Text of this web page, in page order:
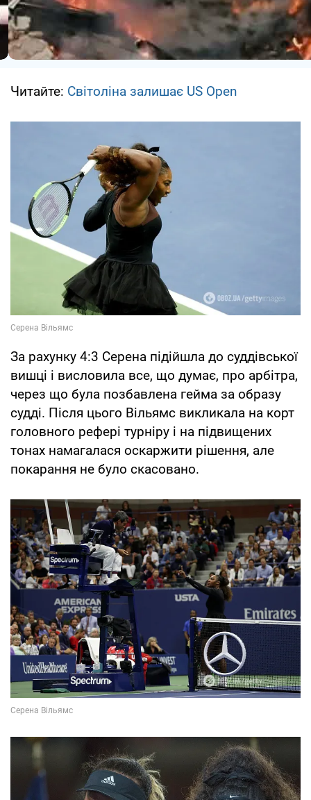
Читайте: Світоліна залишає US Open
За рахунку 4:3 Серена підійшла до суддівської
вишці і висловила все, що думає, про арбітра,
через що була позбавлена ​​гейма за образу
судді. Після цього Вільямс викликала на корт
головного рефері турніру і на підвищених
тонах намагалася оскаржити рішення, але
покарання не було скасовано.